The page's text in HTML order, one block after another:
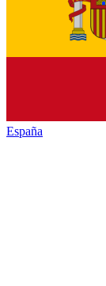
España